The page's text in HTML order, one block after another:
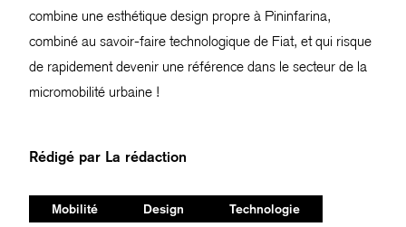
combine une esthétique design propre à Pininfarina,
combiné au savoir-faire technologique de Fiat, et qui risque
de rapidement devenir une référence dans le secteur de la
micromobilité urbaine !
Rédigé par La rédaction
Mobilité Design Technologie